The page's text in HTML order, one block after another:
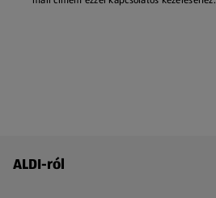
Láblécmenü - további linkek
ALDI-ról